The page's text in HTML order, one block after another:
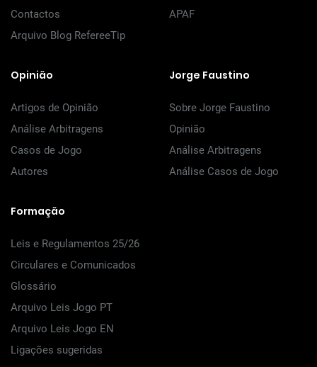
Contactos
Arquivo Blog RefereeTip
APAF
Opinião
Artigos de Opinião
Análise Arbitragens
Casos de Jogo
Autores
Jorge Faustino
Sobre Jorge Faustino
Opinião
Análise Arbitragens
Análise Casos de Jogo
Formação
Leis e Regulamentos 25/26
Circulares e Comunicados
Glossário
Arquivo Leis Jogo PT
Arquivo Leis Jogo EN
Ligações sugeridas